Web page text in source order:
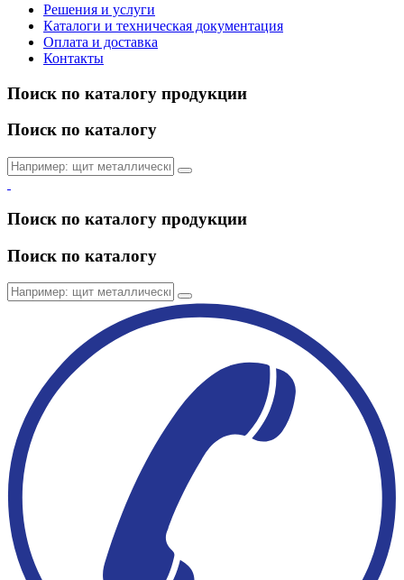
Решения и услуги
Каталоги и техническая документация
Оплата и доставка
Контакты
Поиск по каталогу продукции
Поиск по каталогу
Поиск по каталогу продукции
Поиск по каталогу